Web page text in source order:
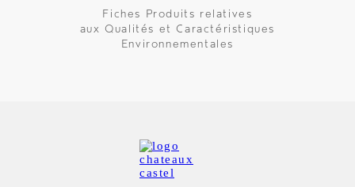
Fiches Produits relatives
aux Qualités et Caractéristiques
Environnementales